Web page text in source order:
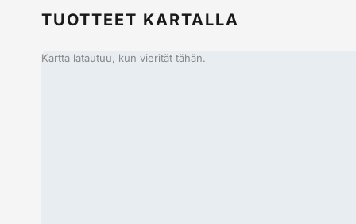
TUOTTEET KARTALLA
Kartta latautuu, kun vierität tähän.